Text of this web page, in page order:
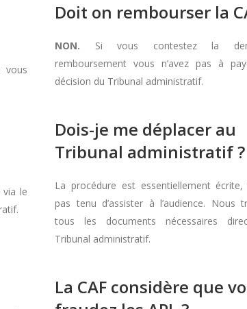
vous
via le
Doit on rembourser la
NON. Si vous contestez la
remboursement vous n’avez pas à
décision du Tribunal administratif.
Dois-je me déplacer au
Tribunal administratif ?
La procédure est essentiellement écrite,
pas tenu d’assister à l’audience. Nous
tous les documents nécessaires
Tribunal administratif.
La CAF considère que